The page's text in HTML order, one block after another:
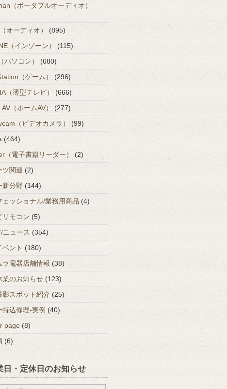
（ポータブルオーディオ）
オーディオ）
(895)
（インゾーン）
(115)
パソコン）
(680)
（ゲーム）
(296)
（薄型テレビ）
(666)
（ホームAV）
(277)
（ビデオカメラ）
(99)
(464)
（電子書籍リーダー）
(2)
ツ関連 (2)
新分野 (144)
ェッショナル/業務用商品 (4)
リモコン (5)
ニュース (354)
ベント (180)
ラ電器店舗情報 (38)
業のお知らせ (123)
影スポット紹介 (25)
持込修理-実例 (40)
page (8)
(6)
日・定休日のお知らせ